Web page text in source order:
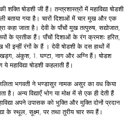
शक्ति षोडशी जी हैं। तन्त्रशास्त्रों में महाविद्या षोडशी
बताया गया है। चारों दिशाओं में चार मुख और एक
जाता है। देवी के पाँचों मुख तत्पुरुष, सद्योजात,
के प्रतीक हैं। पाँचों दिशाओं के रंग क्रमशः हरित,
इन्हीं रंगों के हैं । देवी षोडशी के दस हाथों में
अंकुश, 1. घण्टा, नाग और अग्नि हैं। षोडश
षोडशी कहलाती हैं।
ललिता भगवती ने भण्डासुर नामक असुर का वध किया
है। अन्य विद्याएँ भोग या मोक्ष में से एक ही देती हैं
अपने उपासक को भुक्ति और मुक्ति दोनों प्रदान
के स्थूल, सूक्ष्म, पर तथा तुरीय चार रूप हैं।